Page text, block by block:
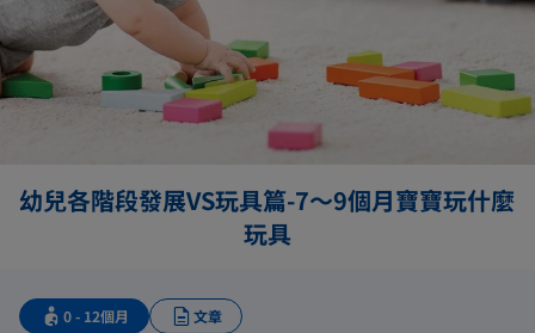
幼兒各階段發展VS玩具篇-7～9個月寶寶玩什麼
玩具
0 - 12個月 文章